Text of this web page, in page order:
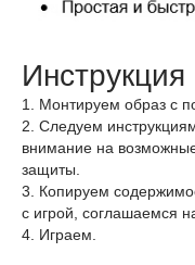
Инструкция
1. Монтируем образ с
2. Следуем
внимание на
защиты.
3. Копируем
с игрой, соглашаемся
4. Играем.